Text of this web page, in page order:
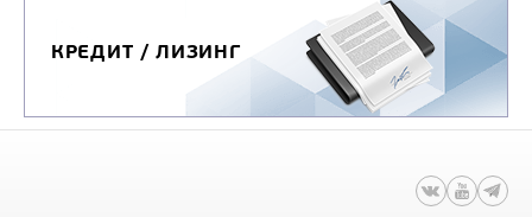
КРЕДИТ / ЛИЗИНГ